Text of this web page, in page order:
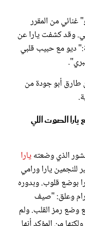
" غنائي من المقرر
وقد كشفت يارا عن
ديو مع حبيب قلبي
طارق أبو جودة من
صيف 2024 ديو مع يارا الصوت اللي
الذي وضعتهيارا
يارا ورامي
بوضع قلوب. وبدوره
وعلق: "صيف
وضع رمز القلب. ولم